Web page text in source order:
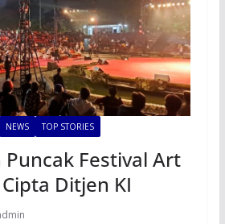
NEWS TOP STORIES
Festival Art
Ditjen KI